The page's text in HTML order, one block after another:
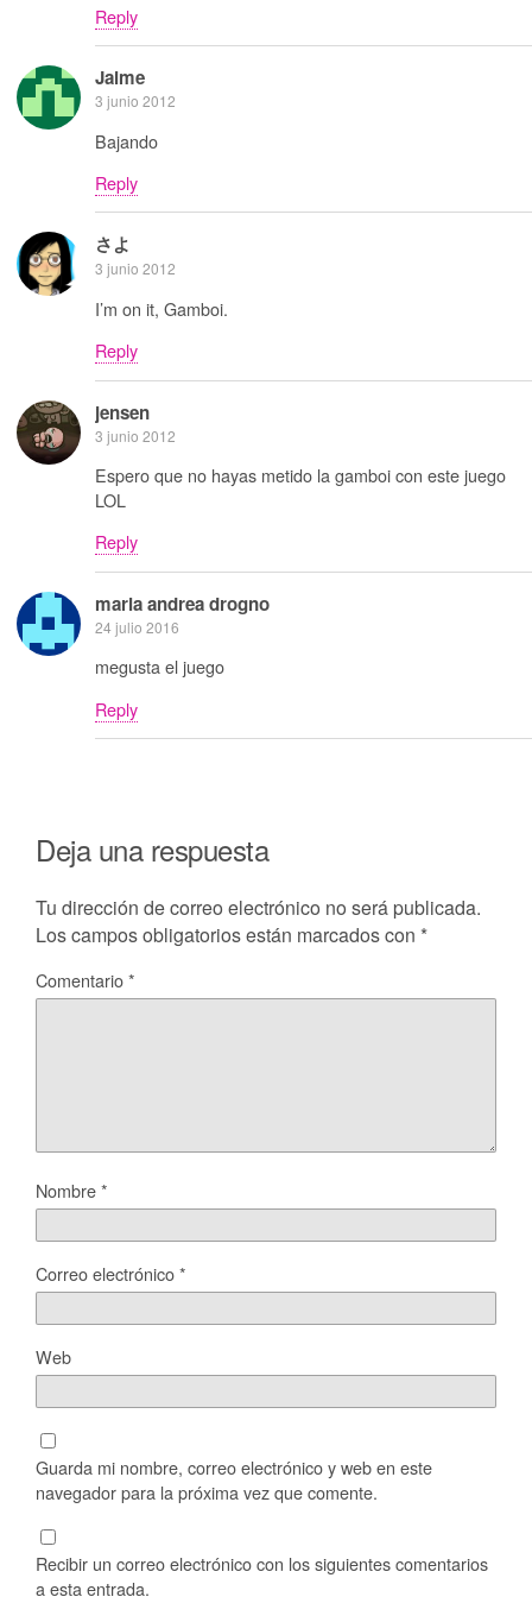
Reply
Jaime
3 junio 2012
Bajando
Reply
さよ
3 junio 2012
I’m on it, Gamboi.
Reply
jensen
3 junio 2012
Espero que no hayas metido la gamboi con este juego
LOL
Reply
maria andrea drogno
24 julio 2016
megusta el juego
Reply
Deja una respuesta
Tu dirección de correo electrónico no será publicada.
Los campos obligatorios están marcados con *
Comentario*
Nombre*
Correo electrónico*
Web
Guarda mi nombre, correo electrónico y web en este
navegador para la próxima vez que comente.
Recibir un correo electrónico con los siguientes comentarios
a esta entrada.